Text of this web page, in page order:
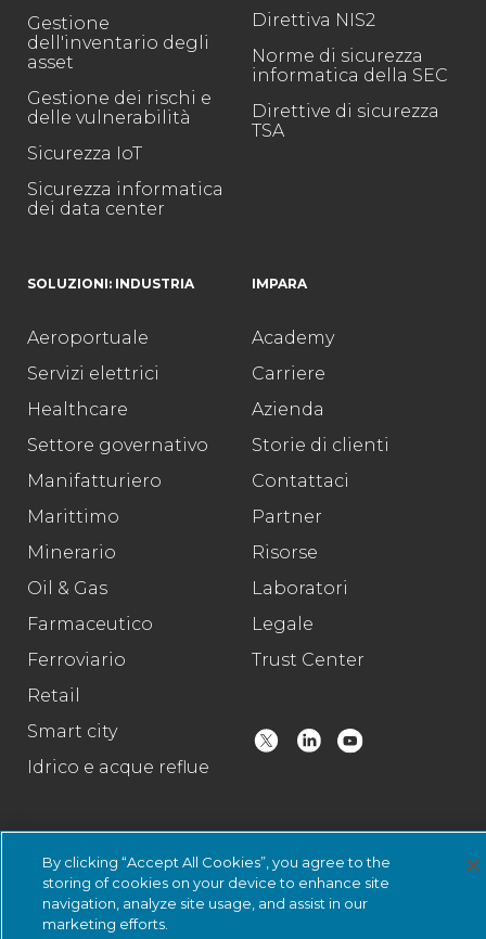
Gestione
dell'inventario degli
asset
Gestione dei rischi e
delle vulnerabilità
Sicurezza IoT
Sicurezza informatica
dei data center
Direttiva NIS2
Norme di sicurezza
informatica della SEC
Direttive di sicurezza
TSA
SOLUZIONI: INDUSTRIA
Aeroportuale
Servizi elettrici
Healthcare
Settore governativo
Manifatturiero
Marittimo
Minerario
Oil & Gas
Farmaceutico
Ferroviario
Retail
Smart city
Idrico e acque reflue
IMPARA
Academy
Carriere
Azienda
Storie di clienti
Contattaci
Partner
Risorse
Laboratori
Legale
Trust Center
privacy e certificazioni. Stato del sistema
By clicking “Accept All Cookies”, you agree to the
storing of cookies on your device to enhance site
navigation, analyze site usage, and assist in our
marketing efforts.